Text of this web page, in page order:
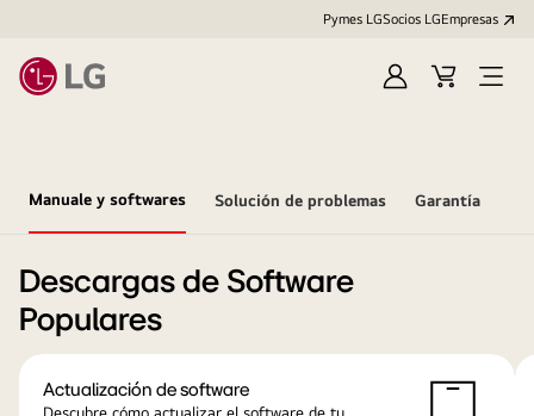
Pymes LGSocios LGEmpresas
IniciarCarritoOpen
Manuale y softwares Solución de problemas Garantía
Descargas de Software
Populares
Actualización de software